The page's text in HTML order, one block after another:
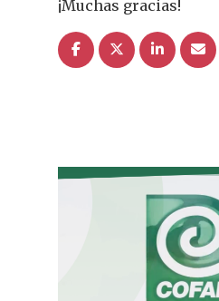
¡Muchas gracias!